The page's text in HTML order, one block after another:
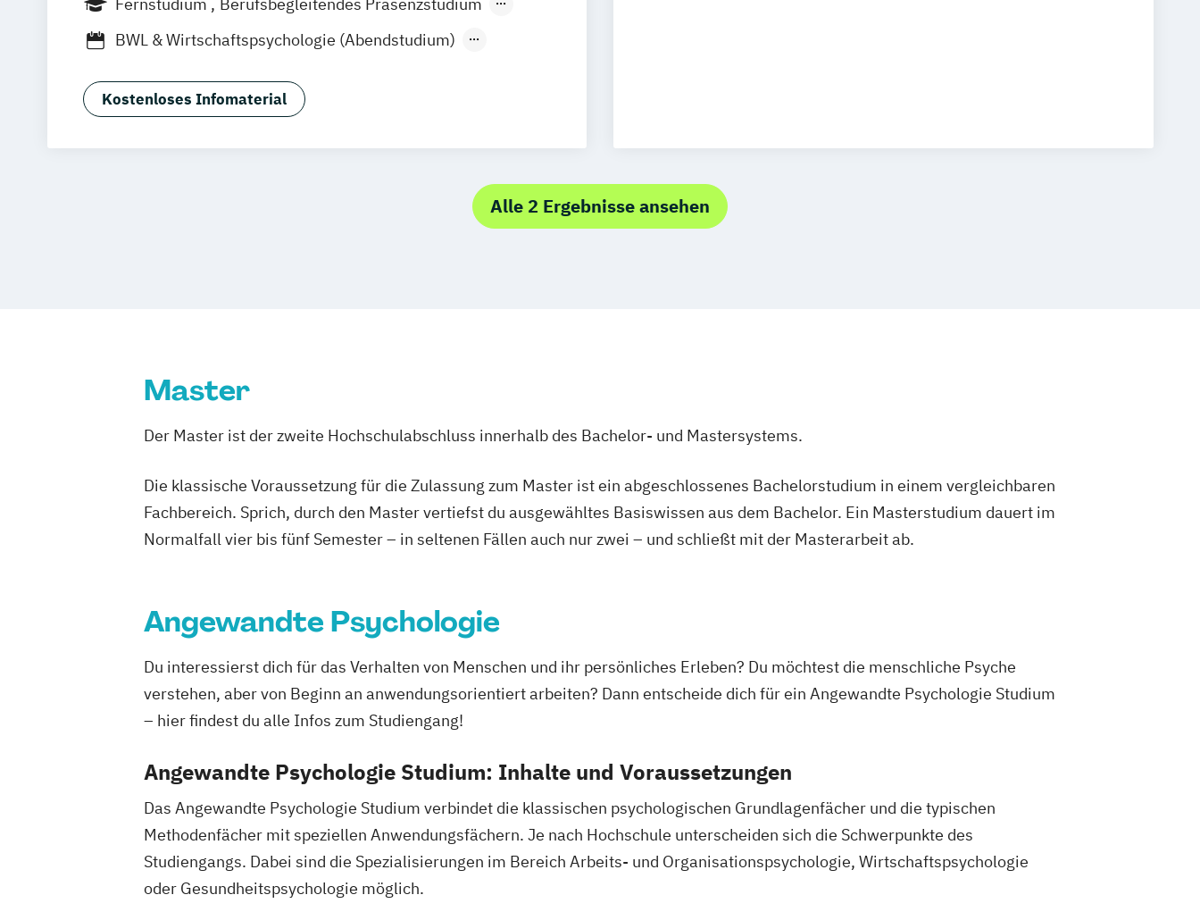
Duales Studium
Fernlehrgang
BWL & Wirtschaftspsychologie (Abendstudium)
Business Coaching & Change Management
Interkulturelle Psychologie
Psychologie mit Schwerpunkt Pädagogische
Wirtschaftspsychologie
Kostenloses Infomaterial
Alle 2 Ergebnisse ansehen
Master
Der Master ist der zweite Hochschulabschluss innerhalb des Bachelor- und Mastersystems.
Die klassische Voraussetzung für die Zulassung zum Master ist ein abgeschlossenes Bachelorstudium in einem vergleichbaren
Fachbereich. Sprich, durch den Master vertiefst du ausgewähltes Basiswissen aus dem Bachelor. Ein Masterstudium dauert im
Normalfall vier bis fünf Semester – in seltenen Fällen auch nur zwei – und schließt mit der Masterarbeit ab.
Angewandte Psychologie
Du interessierst dich für das Verhalten von Menschen und ihr persönliches Erleben? Du möchtest die menschliche Psyche
verstehen, aber von Beginn an anwendungsorientiert arbeiten? Dann entscheide dich für ein Angewandte Psychologie Studium
– hier findest du alle Infos zum Studiengang!
Angewandte Psychologie Studium: Inhalte und Voraussetzungen
Das Angewandte Psychologie Studium verbindet die klassischen psychologischen Grundlagenfächer und die typischen
Methodenfächer mit speziellen Anwendungsfächern. Je nach Hochschule unterscheiden sich die Schwerpunkte des
Studiengangs. Dabei sind die Spezialisierungen im Bereich Arbeits- und Organisationspsychologie, Wirtschaftspsychologie
oder Gesundheitspsychologie möglich.